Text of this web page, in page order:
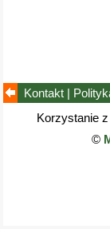
Kontakt |
Korzystanie
©